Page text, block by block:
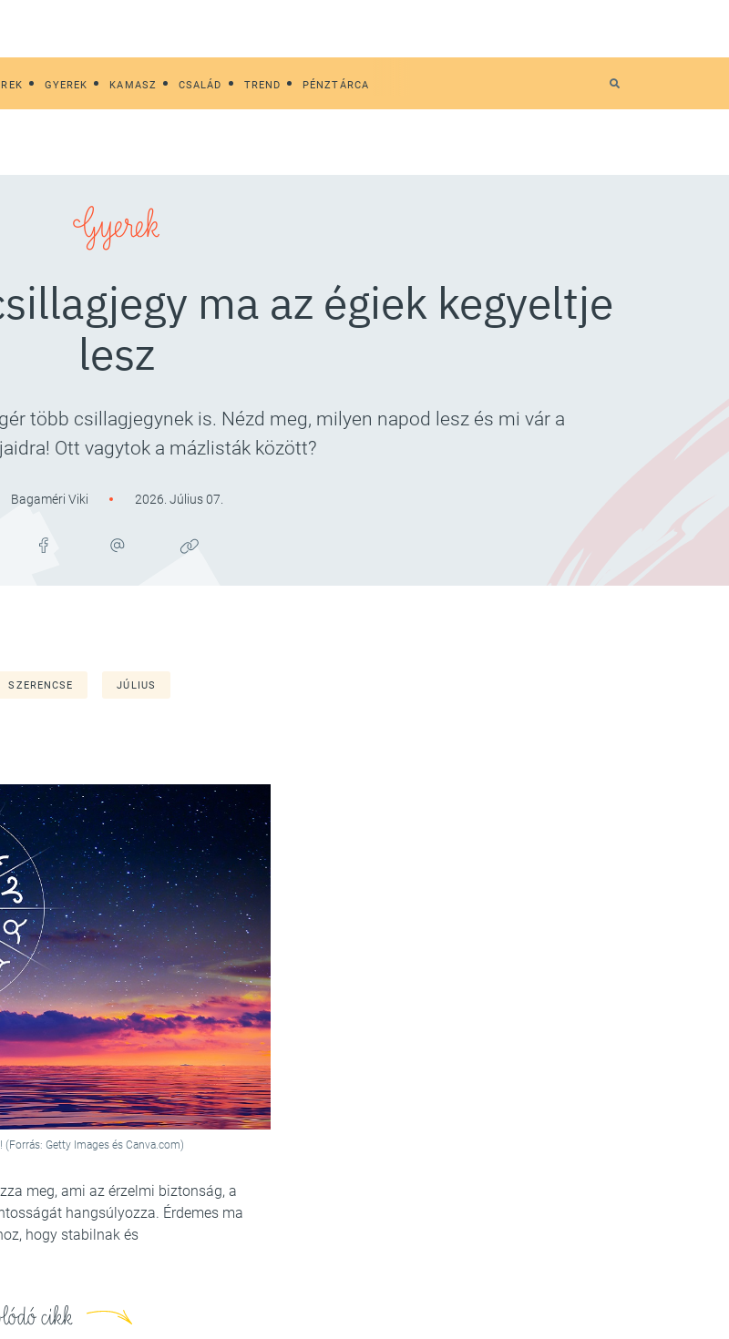
GYEREK KAMASZ CSALÁD TREND PÉNZTÁRCA
Gyerek
ma az égiek kegyeltje
lesz
több csillagjegynek is. Nézd meg, milyen napod lesz és mi vár a
Ott vagytok a mázlisták között?
Bagaméri Viki 2026. Július 07.
SZERENCSE JÚLIUS
Getty Images és Canva.com)
meg, ami az érzelmi biztonság, a
hangsúlyozza. Érdemes ma
hogy stabilnak és
cikk